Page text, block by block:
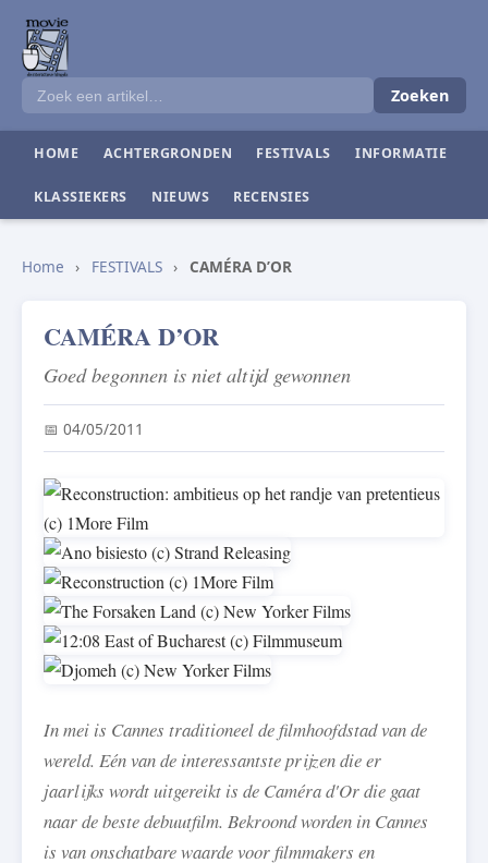
Zoeken
HOME ACHTERGRONDEN FESTIVALS INFORMATIE
KLASSIEKERS NIEUWS RECENSIES
Home › FESTIVALS › CAMÉRA D’OR
CAMÉRA D’OR
Goed begonnen is niet altijd gewonnen
📅 04/05/2011
In mei is Cannes traditioneel de filmhoofdstad van de
wereld. Eén van de interessantste prijzen die er
jaarlijks wordt uitgereikt is de Caméra d'Or die gaat
naar de beste debuutfilm. Bekroond worden in Cannes
is van onschatbare waarde voor filmmakers en